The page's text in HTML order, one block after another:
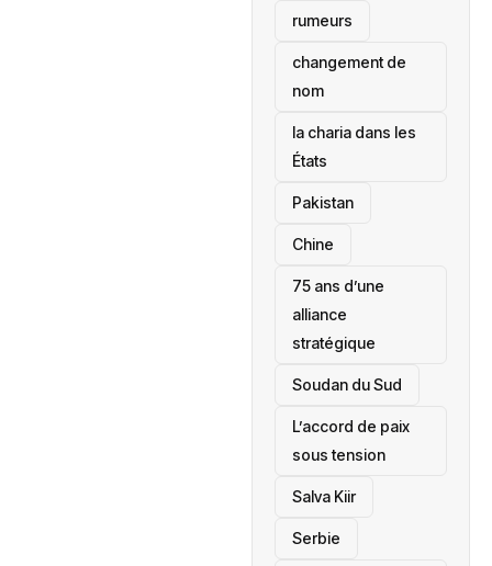
rumeurs
changement de
nom
la charia dans les
États
‎Pakistan
Chine
75 ans d’une
alliance
stratégique
‎Soudan du Sud
L’accord de paix
sous tension
Salva Kiir
‎Serbie